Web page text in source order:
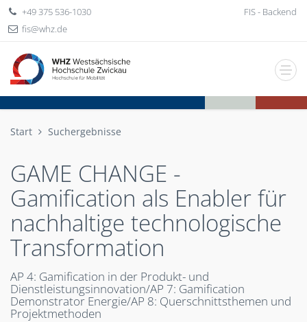
+49 375 536-1030
fis
whzde
FIS - Backend
Start Suchergebnisse
GAME CHANGE -
Gamification als Enabler für
nachhaltige technologische
Transformation
AP 4: Gamification in der Produkt- und
Dienstleistungsinnovation/AP 7: Gamification
Demonstrator Energie/AP 8: Querschnittsthemen und
Projektmethoden